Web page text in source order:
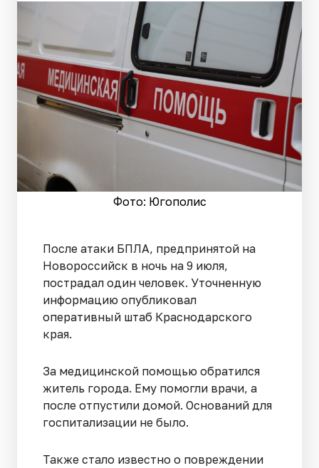
Фото: Югополис
После атаки БПЛА, предпринятой на
Новороссийск в ночь на 9 июля,
пострадал один человек. Уточненную
информацию опубликовал
оперативный штаб Краснодарского
края.
За медицинской помощью обратился
житель города. Ему помогли врачи, а
после отпустили домой. Оснований для
госпитализации не было.
Также стало известно о повреждении